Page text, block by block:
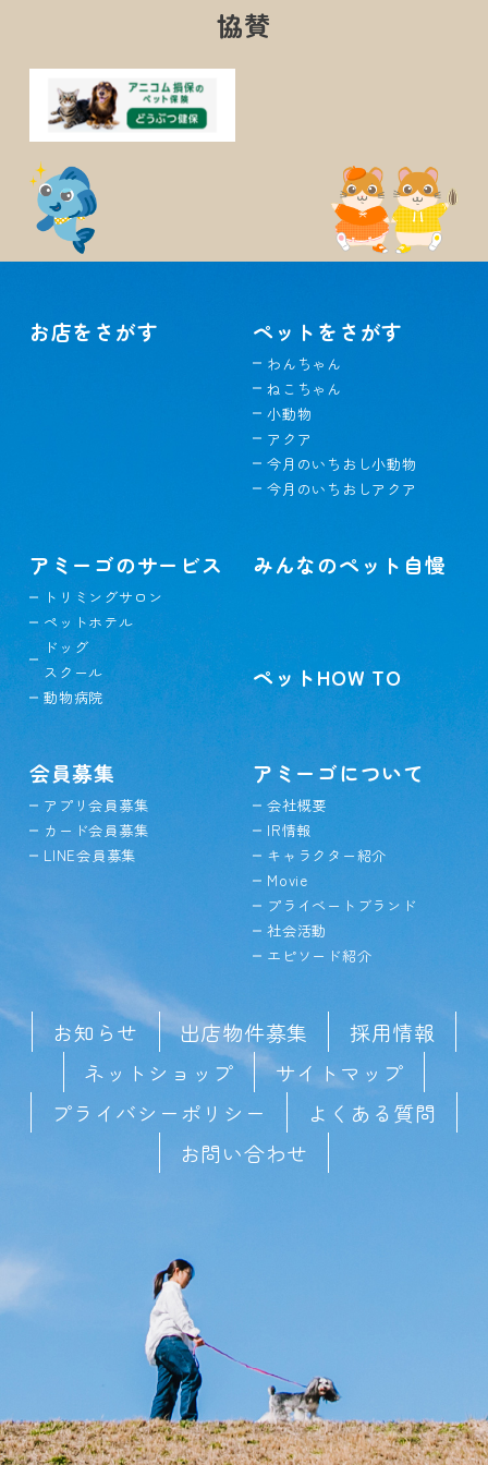
協賛
お店をさがす ペットをさがす
わんちゃん
ねこちゃん
小動物
アクア
今月のいちおし小動物
今月のいちおしアクア
アミーゴのサービス
トリミングサロン
ペットホテル
ドッグ
スクール
動物病院
みんなのペット自慢
ペットHOW TO
会員募集
アプリ会員募集
カード会員募集
LINE会員募集
アミーゴについて
会社概要
IR情報
キャラクター紹介
Movie
プライベートブランド
社会活動
エピソード紹介
お知らせ 出店物件募集
採用情報
ネットショップ
サイトマップ
プライバシーポリシー
よくある質問
お問い合わせ